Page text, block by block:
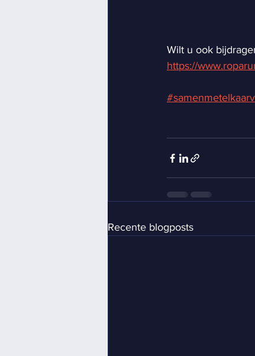
Wilt u ook
https://
Recente blogposts